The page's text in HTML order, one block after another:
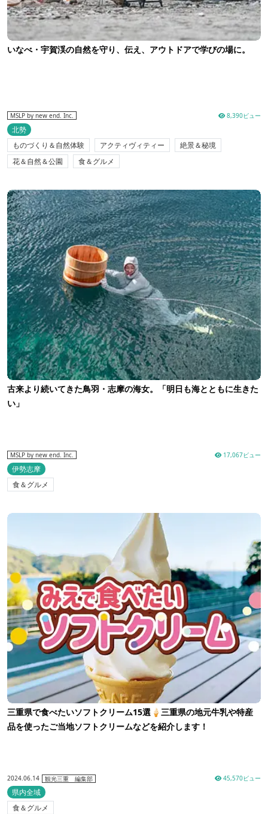
いなべ・宇賀渓の自然を守り、伝え、アウトドアで学びの場に。
MSLP by new end. Inc. 8,390ビュー
北勢
ものづくり＆自然体験
アクティヴィティー
絶景＆秘境
花＆自然＆公園
食＆グルメ
古来より続いてきた鳥羽・志摩の海女。「明日も海とともに生きた
い」
MSLP by new end. Inc. 17,067ビュー
伊勢志摩
食＆グルメ
三重県で食べたいソフトクリーム15選🍦三重県の地元牛乳や特産
品を使ったご当地ソフトクリームなどを紹介します！
2024.06.14 観光三重 編集部 45,570ビュー
県内全域
食＆グルメ